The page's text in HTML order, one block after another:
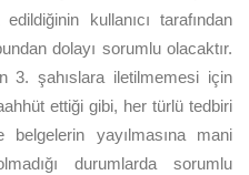
kullanıcı tarafından
dolayı sorumlu olacaktır.
3. şahıslara iletilmemesi için
ettiği gibi, her türlü tedbiri
yayılmasına mani
durumlarda sorumlu